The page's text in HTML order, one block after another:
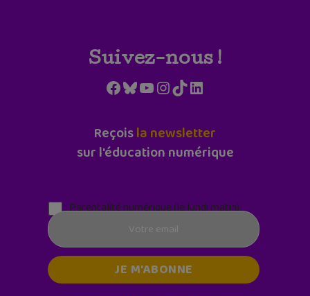
Suivez-nous !
Facebook
Bluesky
YouTube
Instagram
TikTokLinkedIn
Reçoisla newsletter
sur l'éducation numérique
Parentalité numérique (le lundi matin)